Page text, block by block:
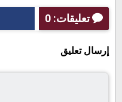
تعليقات: 0
إرسال تعليق